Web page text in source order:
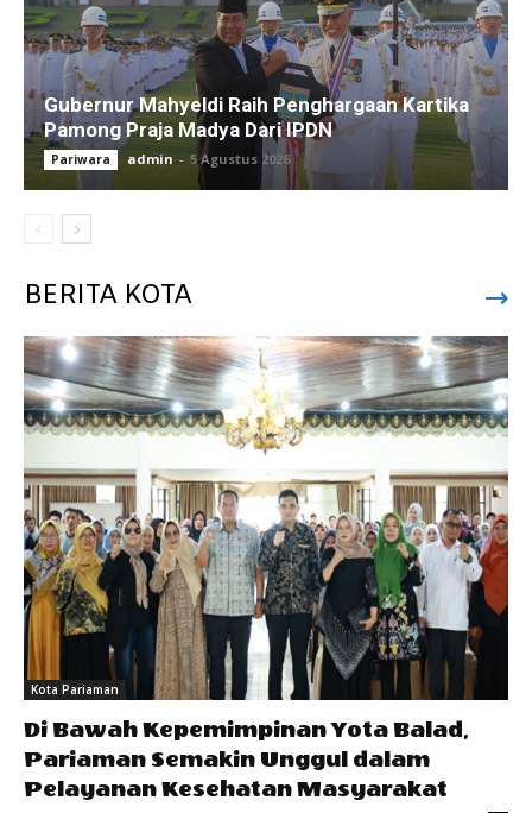
Gubernur Mahyeldi Raih Penghargaan Kartika
Pamong Praja Madya Dari IPDN
Pariwara admin - 5 Agustus 2026
BERITA KOTA
Kota Pariaman
Di Bawah Kepemimpinan Yota Balad,
Pariaman Semakin Unggul dalam
Pelayanan Kesehatan Masyarakat